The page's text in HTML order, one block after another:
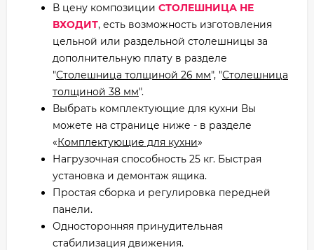
В цену композиции СТОЛЕШНИЦА НЕ
ВХОДИТ, есть возможность изготовления
цельной или раздельной столешницы за
дополнительную плату в разделе
"Столешница толщиной 26 мм", "Столешница
толщиной 38 мм".
Выбрать комплектующие для кухни Вы
можете на странице ниже - в разделе
«Комплектующие для кухни»
Нагрузочная способность 25 кг. Быстрая
установка и демонтаж ящика.
Простая сборка и регулировка передней
панели.
Односторонняя принудительная
стабилизация движения.